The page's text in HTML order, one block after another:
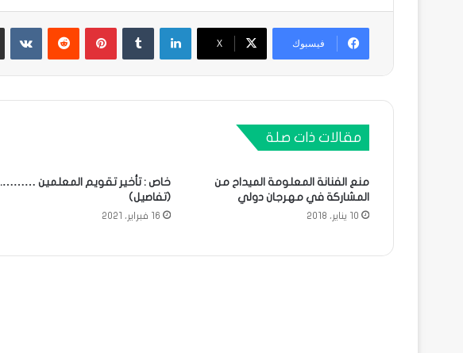
فيسبوك X
لينكدإن بينتيريست
مقالات ذات صلة
منع الفنانة المعلومة الميداح من
المشاركة في مهرجان دولي
10 يناير، 2018
خاص : تأخير تقويم المعلمين ……….
(تفاصيل)
16 فبراير، 2021